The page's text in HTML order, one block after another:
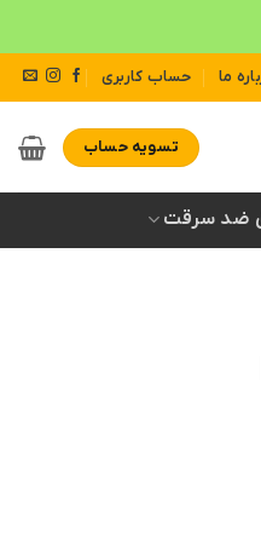
ما حساب کاربری
تسویه حساب
ضد سرقت